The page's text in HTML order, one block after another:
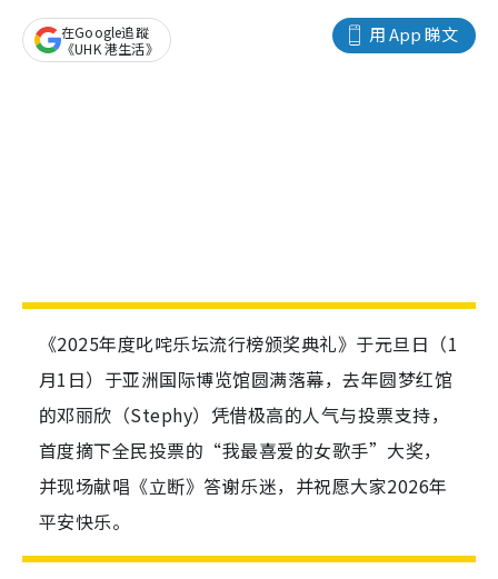
用 App 睇文
在Google追蹤
《UHK 港生活》
《2025年度叱咤乐坛流行榜颁奖典礼》于元旦日（1
月1日）于亚洲国际博览馆圆满落幕，去年圆梦红馆
的邓丽欣（Stephy）凭借极高的人气与投票支持，
首度摘下全民投票的“我最喜爱的女歌手”大奖，
并现场献唱《立断》答谢乐迷，并祝愿大家2026年
平安快乐。